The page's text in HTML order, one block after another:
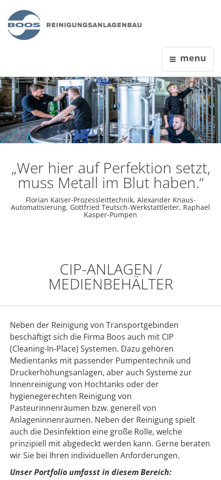
menu
„Wer hier auf Perfektion setzt,
muss Metall im Blut haben.“
Florian Kaiser-Prozessleittechnik, Alexander Knaus-
Automatisierung, Gottfried Teutsch-Werkstattleiter, Raphael
Kasper-Pumpen
CIP-ANLAGEN /
MEDIENBEHÄLTER
Neben der Reinigung von Transportgebinden
beschäftigt sich die Firma Boos auch mit CIP
(Cleaning-In-Place) Systemen. Dazu gehören
Medientanks mit passender Pumpentechnik und
Druckerhöhungsanlagen, aber auch Systeme zur
Innenreinigung von Hochtanks oder der
hygienegerechten Reinigung von
Pasteurinnenräumen bzw. generell von
Anlageninnenräumen. Neben der Reinigung spielt
auch die Desinfektion eine große Rolle, welche
prinzipiell mit abgedeckt werden kann. Gerne beraten
wir Sie bei Ihren individuellen Anforderungen.
Unser Portfolio umfasst in diesem Bereich: